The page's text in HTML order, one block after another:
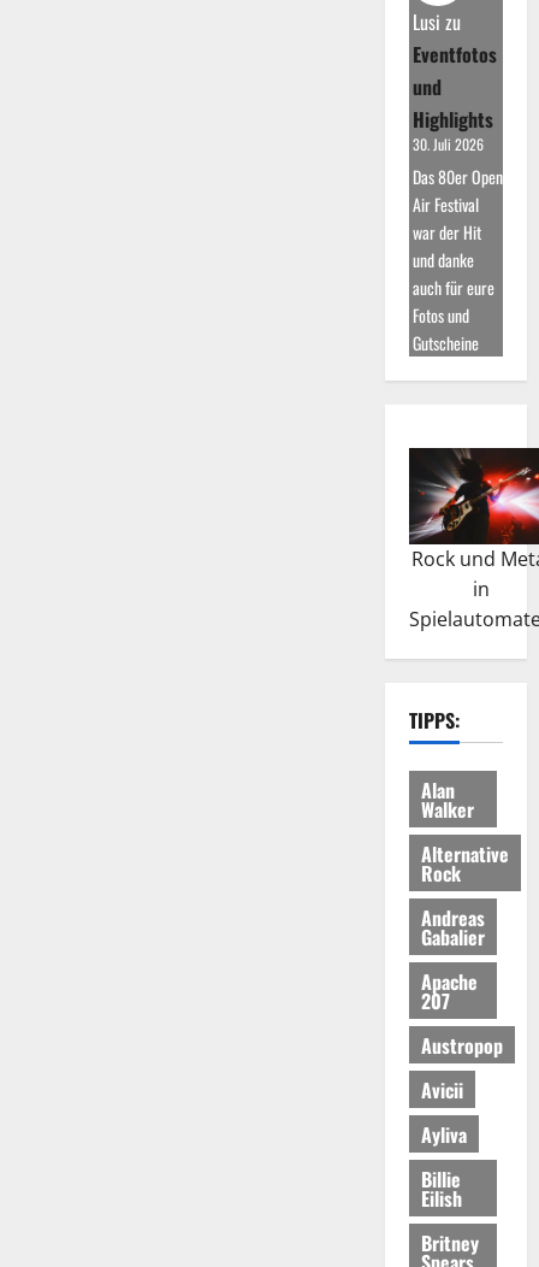
Lusi zu
Eventfotos
und
Highlights
30. Juli 2026
Das 80er Open
Air Festival
war der Hit
und danke
auch für eure
Fotos und
Gutscheine
Rock und
in
TIPPS:
Alan
Walker
Alternative
Rock
Andreas
Gabalier
Apache
207
Austropop
Avicii
Ayliva
Billie
Eilish
Britney